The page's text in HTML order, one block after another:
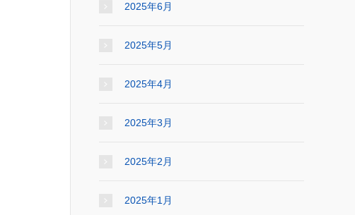
2025年6月
2025年5月
2025年4月
2025年3月
2025年2月
2025年1月